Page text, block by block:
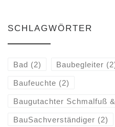
SCHLAGWÖRTER
Bad (2) Baubegleiter
Baufeuchte (2)
Baugutachter Schmalfuß
BauSachverständiger (2)